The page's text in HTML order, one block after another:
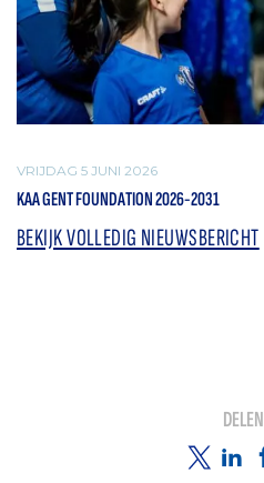
VRIJDAG 5 JUNI 2026
KAA GENT FOUNDATION 2026-2031
BEKIJK VOLLEDIG NIEUWSBERICHT
DELEN